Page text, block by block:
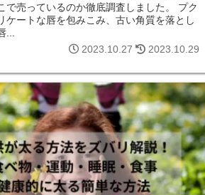
で売っているのか徹底調査しました。 プク
ケートな唇を包みこみ、古い角質を落とし
2023.10.27
2023.10.29